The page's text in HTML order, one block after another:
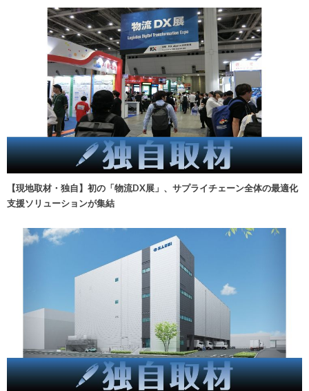
【現地取材・独自】初の「物流DX展」、サプライチェーン全体の最適化
支援ソリューションが集結